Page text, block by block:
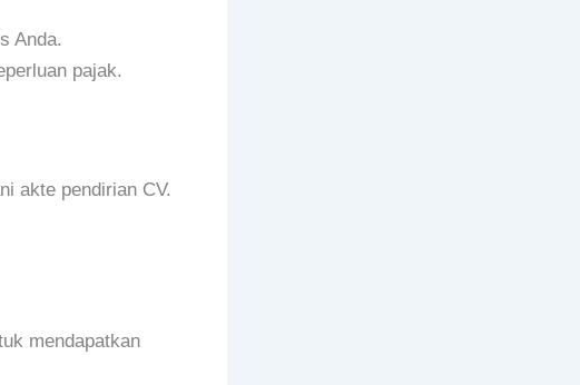
Anda.
pajak.
akte pendirian CV.
mendapatkan